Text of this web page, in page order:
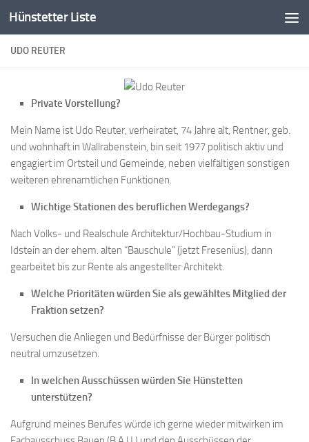
Zum Inhalt springen
Hünstetter Liste
UDO REUTER
Private Vorstellung?
Mein Name ist Udo Reuter, verheiratet, 74 Jahre alt, Rentner, geb.
und wohnhaft in Wallrabenstein, bin seit 1977 politisch aktiv und
engagiert im Ortsteil und Gemeinde, neben vielfältigen sonstigen
weiteren ehrenamtlichen Funktionen.
Wichtige Stationen des beruflichen Werdegangs?
Nach Volks- und Realschule Architektur/Hochbau-Studium in
Idstein an der ehem. alten “Bauschule” (jetzt Fresenius), dann
gearbeitet bis zur Rente als angestellter Architekt.
Welche Prioritäten würden Sie als gewähltes Mitglied der
Fraktion setzen?
Versuchen die Anliegen und Bedürfnisse der Bürger politisch
neutral umzusetzen.
In welchen Ausschüssen würden Sie Hünstetten
unterstützen?
Aufgrund meines Berufes würde ich gerne wieder mitwirken im